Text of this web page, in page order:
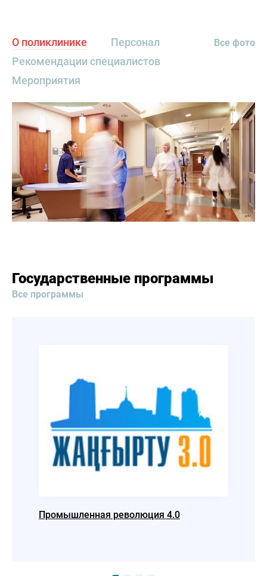
О поликлинике
Персонал
Рекомендации специалистов
Мероприятия
Все фото
Государственные программы
Все программы
Промышленная революция 4.0